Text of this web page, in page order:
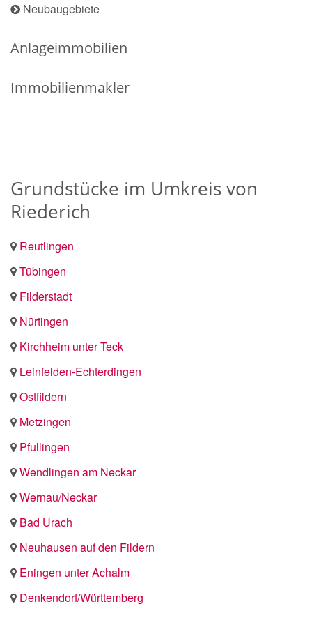
Neubaugebiete
Anlageimmobilien
Immobilienmakler
Grundstücke im Umkreis von
Riederich
Reutlingen
Tübingen
Filderstadt
Nürtingen
Kirchheim unter Teck
Leinfelden-Echterdingen
Ostfildern
Metzingen
Pfullingen
Wendlingen am Neckar
Wernau/Neckar
Bad Urach
Neuhausen auf den Fildern
Eningen unter Achalm
Denkendorf/Württemberg